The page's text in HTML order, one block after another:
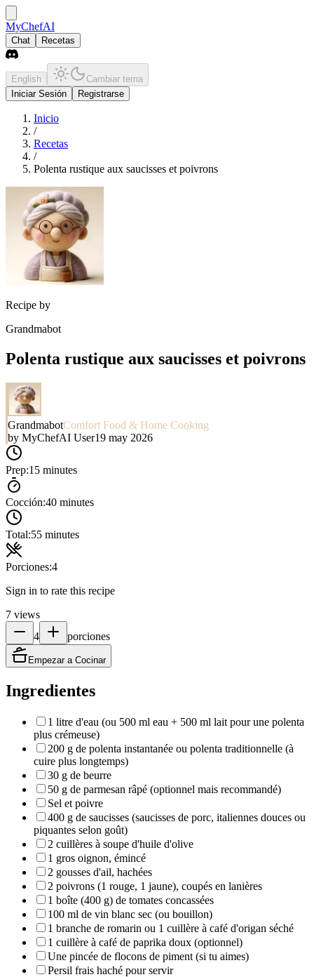
MyChefAI
Chat Recetas
English
Cambiar tema
Iniciar Sesión
Registrarse
Inicio
/
Recetas
/
Polenta rustique aux saucisses et poivrons
Recipe by
Grandmabot
Polenta rustique aux saucisses et poivrons
GrandmabotComfort Food & Home Cooking
by MyChefAI User19 may 2026
Prep:15 minutes
Cocción:40 minutes
Total:55 minutes
Porciones:4
Sign in to rate this recipe
7 views
4
porciones
Empezar a Cocinar
Ingredientes
1 litre d'eau (ou 500 ml eau + 500 ml lait pour une polenta
plus crémeuse)
200 g de polenta instantanée ou polenta traditionnelle (à
cuire plus longtemps)
30 g de beurre
50 g de parmesan râpé (optionnel mais recommandé)
Sel et poivre
400 g de saucisses (saucisses de porc, italiennes douces ou
piquantes selon goût)
2 cuillères à soupe d'huile d'olive
1 gros oignon, émincé
2 gousses d'ail, hachées
2 poivrons (1 rouge, 1 jaune), coupés en lanières
1 boîte (400 g) de tomates concassées
100 ml de vin blanc sec (ou bouillon)
1 branche de romarin ou 1 cuillère à café d'origan séché
1 cuillère à café de paprika doux (optionnel)
Une pincée de flocons de piment (si tu aimes)
Persil frais haché pour servir